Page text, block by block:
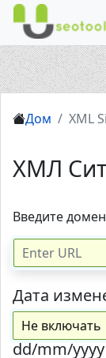
Дом XML
ХМЛ
Введите
Дата
dd/mm/yyyy